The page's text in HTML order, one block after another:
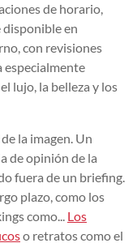
de horario,
disponible en
con revisiones
especialmente
lujo, la belleza y los
la imagen. Un
de opinión de la
fuera de un briefing.
plazo, como los
como... Los
o retratos como el